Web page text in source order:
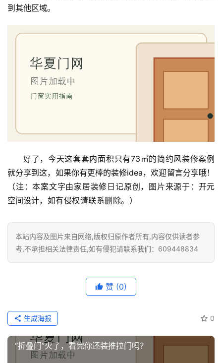
到其他区域。
好了，今天这套套内面积只有73㎡的简约风装修案例
就分享到这，如果你有更棒的装修idea，欢迎留言分享哦！
（注：本案文字由家居装修日记原创，图片来源于： 开元
空间设计，如有侵权请联系删除。）
本站内容及图片来自网络,版权归原作者所有,内容仅供读者参
考,不承担相关法律责任,如有侵犯请联系我们：609448834
赞 (0)
0
生成海报
“折叠门”火了，看完你还装推拉门吗？